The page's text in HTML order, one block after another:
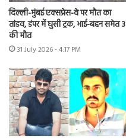
दिल्ली-मुंबई एक्सप्रेस-वे पर मौत का
तांडव, डंपर में घुसी ट्रक, भाई-बहन समेत 3
की मौत
31 July 2026 - 4:17 PM